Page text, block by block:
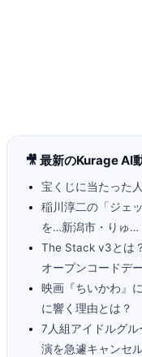
🎥 最新のKurage AI
宝くじに当たった
稲川淳二の「ジェ
を…新潟市・りゅ…
The Stack v3とは
オープンコードデ
映画『ちいかわ』
に響く理由とは？
7人組アイドルグ
演を急遽キャンセ